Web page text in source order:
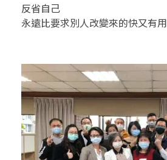
反省自己
永遠比要求別人改變來的快又有用